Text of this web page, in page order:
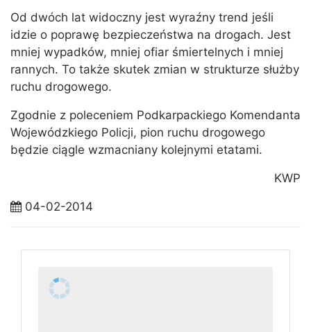
Od dwóch lat widoczny jest wyraźny trend jeśli
idzie o poprawę bezpieczeństwa na drogach. Jest
mniej wypadków, mniej ofiar śmiertelnych i mniej
rannych. To także skutek zmian w strukturze służby
ruchu drogowego.
Zgodnie z poleceniem Podkarpackiego Komendanta
Wojewódzkiego Policji, pion ruchu drogowego
będzie ciągle wzmacniany kolejnymi etatami.
KWP
04-02-2014